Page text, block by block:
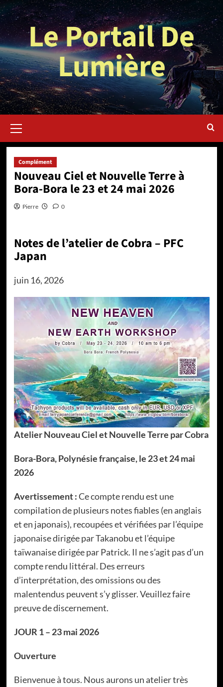
Aller
au
contenuLe Portail De
Lumière
principal
Complément
Nouveau Ciel et Nouvelle Terre à
Bora-Bora le 23 et 24 mai 2026
Pierre 0
Notes de l’atelier de Cobra – PFC
Japan
juin 16, 2026
Atelier Nouveau Ciel et Nouvelle Terre par Cobra
Bora-Bora, Polynésie française, le 23 et 24 mai
2026
Avertissement :Ce compte rendu est une
compilation de plusieurs notes fiables (en anglais
et en japonais), recoupées et vérifiées par l’équipe
japonaise dirigée par Takanobu et l’équipe
taïwanaise dirigée par Patrick. Il ne s’agit pas d’un
compte rendu littéral. Des erreurs
d’interprétation, des omissions ou des
malentendus peuvent s’y glisser. Veuillez faire
preuve de discernement.
JOUR 1 – 23 mai 2026
Ouverture
Bienvenue à tous. Nous aurons un atelier très